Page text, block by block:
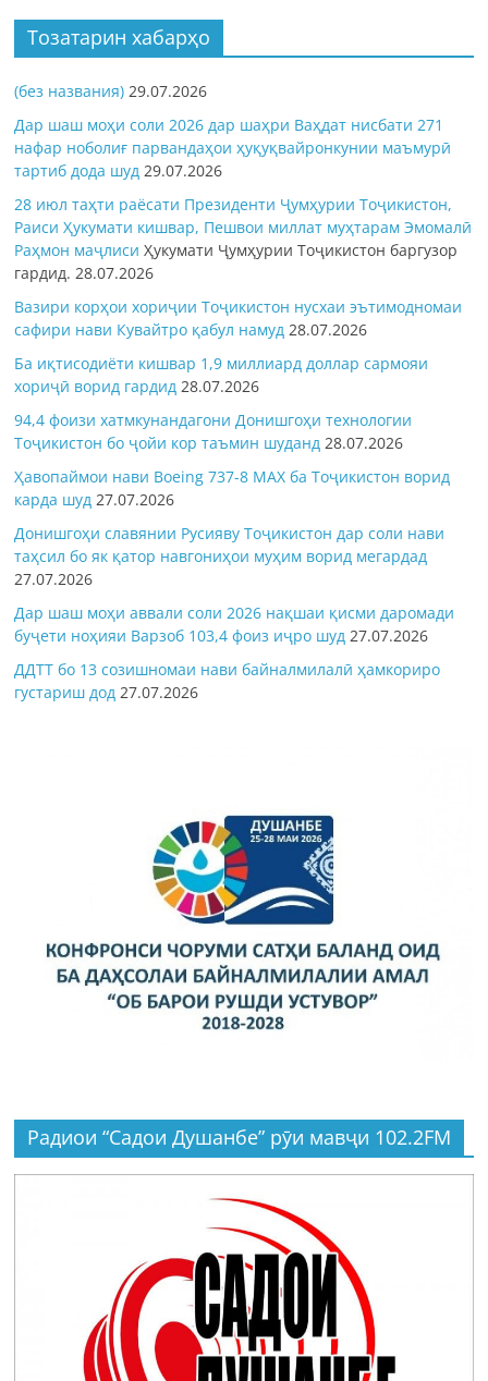
Тозатарин хабарҳо
(без названия) 29.07.2026
Дар шаш моҳи соли 2026 дар шаҳри Ваҳдат нисбати 271
нафар ноболиғ парвандаҳои ҳуқуқвайронкунии маъмурӣ
тартиб дода шуд 29.07.2026
28 июл таҳти раёсати Президенти Ҷумҳурии Тоҷикистон,
Раиси Ҳукумати кишвар, Пешвои миллат муҳтарам Эмомалӣ
Раҳмон маҷлисиҲукумати Ҷумҳурии Тоҷикистон баргузор
гардид.28.07.2026
Вазири корҳои хориҷии Тоҷикистон нусхаи эътимодномаи
сафири нави Кувайтро қабул намуд 28.07.2026
Ба иқтисодиёти кишвар 1,9 миллиард доллар сармояи
хориҷӣ ворид гардид 28.07.2026
94,4 фоизи хатмкунандагони Донишгоҳи технологии
Тоҷикистон бо ҷойи кор таъмин шуданд 28.07.2026
Ҳавопаймои нави Boeing 737-8 MAX ба Тоҷикистон ворид
карда шуд 27.07.2026
Донишгоҳи славянии Русияву Тоҷикистон дар соли нави
таҳсил бо як қатор навгониҳои муҳим ворид мегардад
27.07.2026
Дар шаш моҳи аввали соли 2026 нақшаи қисми даромади
буҷети ноҳияи Варзоб 103,4 фоиз иҷро шуд 27.07.2026
ДДТТ бо 13 созишномаи нави байналмилалӣ ҳамкориро
густариш дод 27.07.2026
Радиои “Садои Душанбе” рӯи мавҷи 102.2FM